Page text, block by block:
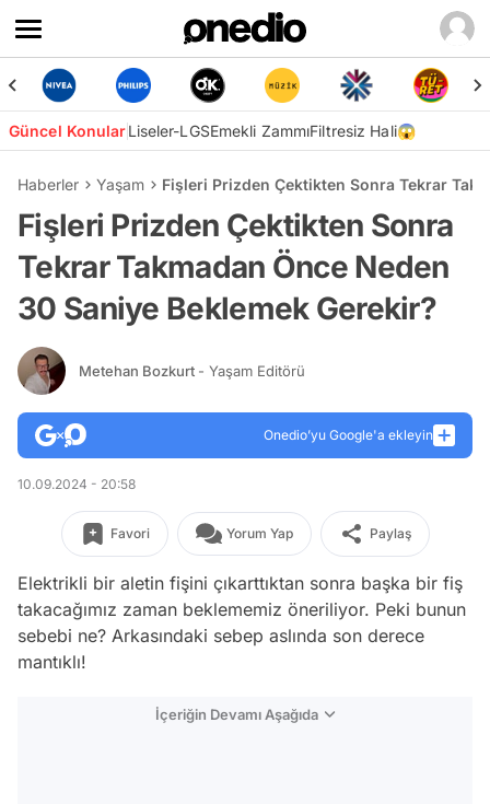
Güncel KonularLiseler-LGSEmekli ZammıFiltresiz Hali😱
Haberler Yaşam Fişleri Prizden Çektikten Sonra Tekrar
Fişleri Prizden Çektikten Sonra
Tekrar Takmadan Önce Neden
30 Saniye Beklemek Gerekir?
Metehan Bozkurt - Yaşam Editörü
Onedio’yu Google'a ekleyin
10.09.2024 - 20:58
Favori Yorum Yap Paylaş
Elektrikli bir aletin fişini çıkarttıktan sonra başka bir fiş
takacağımız zaman beklememiz öneriliyor. Peki bunun
sebebi ne? Arkasındaki sebep aslında son derece
mantıklı!
İçeriğin Devamı Aşağıda